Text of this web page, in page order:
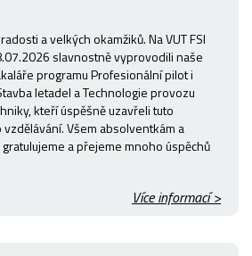
a velkých okamžiků. Na VUT FSI
slavnostně vyprovodili naše
programu Profesionální pilot i
letadel a Technologie provozu
kteří úspěšně uzavřeli tuto
Všem absolventkám a
a přejeme mnoho úspěchů
Více informací >